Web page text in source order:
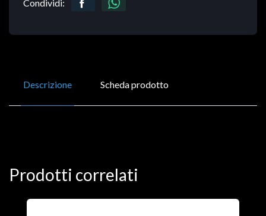
Condividi:
Descrizione Scheda prodotto
Prodotti correlati